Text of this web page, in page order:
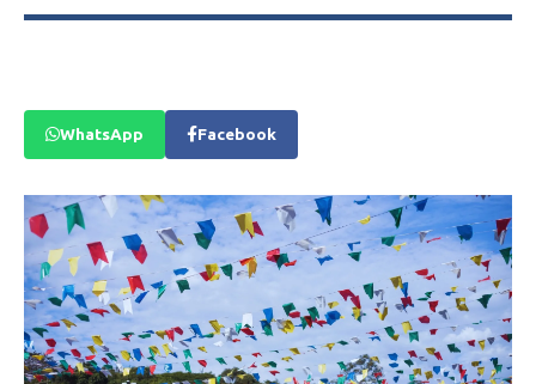
WhatsApp Facebook